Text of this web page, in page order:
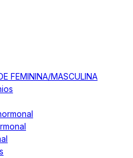
FEMININA/MASCULINA